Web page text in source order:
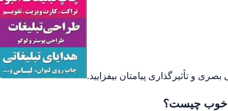
بصری و تأثیرگذاری پیامتان بیفزایید.
خوب چیست؟